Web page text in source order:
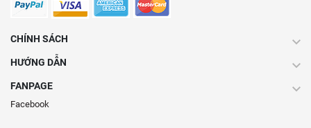
CHÍNH SÁCH
HƯỚNG DẪN
FANPAGE
Facebook